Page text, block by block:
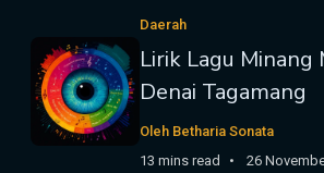
Daerah
Lirik Lagu Minang
Denai Tagamang
Oleh Betharia Sonata
13 mins read
26